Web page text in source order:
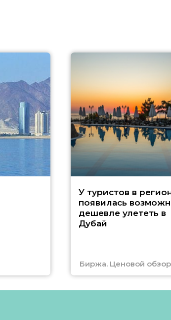
У туристов в
появилась
дешевле улететь в
Дубай
Биржа. Ценовой обзор